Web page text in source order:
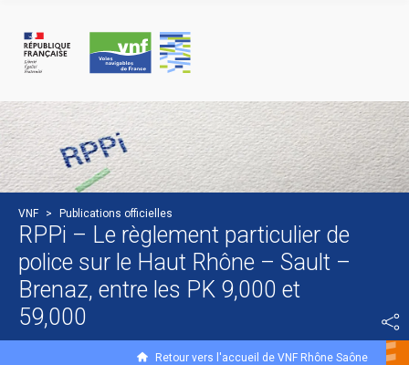
VNF > Publications officielles
RPPi – Le règlement particulier de
police sur le Haut Rhône – Sault –
Brenaz, entre les PK 9,000 et
59,000
Retour vers l'accueil de VNF Rhône Saône